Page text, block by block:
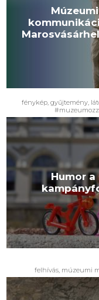
fénykép, gyűjtemény,
Humor a
felhívás, múzeumi